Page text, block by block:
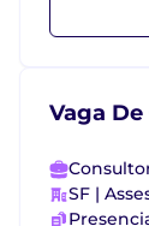
Vaga
SF |